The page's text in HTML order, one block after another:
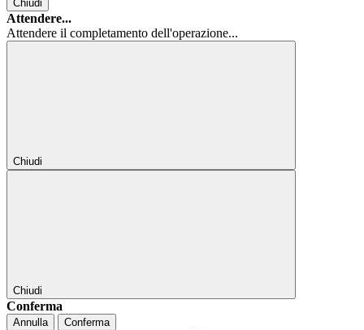
Chiudi
Attendere...
Attendere il completamento dell'operazione...
Chiudi
Chiudi
Conferma
Annulla Conferma